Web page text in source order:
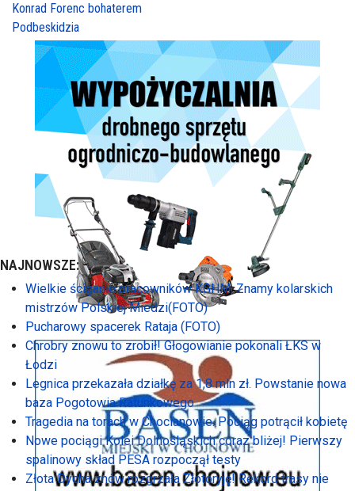
Konrad Forenc bohaterem
Podbeskidzia
NAJNOWSZE:
Wielkie ściganie pracowników KGHM. Znamy kolarskich
mistrzów Polskiej Miedzi(FOTO)
Pucharowy spacerek Rataja (FOTO)
Chrobry znowu to zrobił! Głogowianie pokonali ŁKS w
Łodzi
Legnica przekazała działkę za 1,8 mln zł. Powstanie nowa
baza Pogotowia Ratunkowego
Tragedia na torach w Chocianowie. Pociąg potrącił kobietę
Nowe pociągi Kolei Dolnośląskich coraz bliżej! Pierwszy
spalinowy skład PESA rozpoczął testy
Złota Dycha znów rozgrzała Złotoryję! Rekord trasy nie